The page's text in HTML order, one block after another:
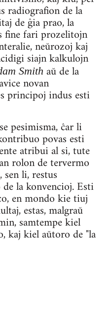
radiografion de la
de ĝia prao, la
fine fari prozelitojn
neŭrozoj kaj
siajn kalkulojn
Smith aŭ de la
novan
principoj indus esti
pesimisma, ĉar li
povas esti
atribui al si, tute
rolon de tervermo
li, restus
la konvencioj. Esti
en mondo kie tiuj
estas, malgraŭ
samtempe kiel
kaj kiel aŭtoro de "la